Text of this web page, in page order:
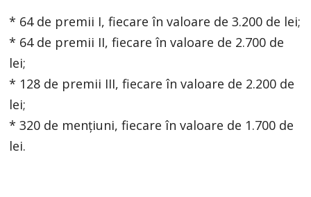
* 64 de premii I, fiecare în valoare de 3.200 de lei;
* 64 de premii II, fiecare în valoare de 2.700 de
lei;
* 128 de premii III, fiecare în valoare de 2.200 de
lei;
* 320 de mențiuni, fiecare în valoare de 1.700 de
lei.